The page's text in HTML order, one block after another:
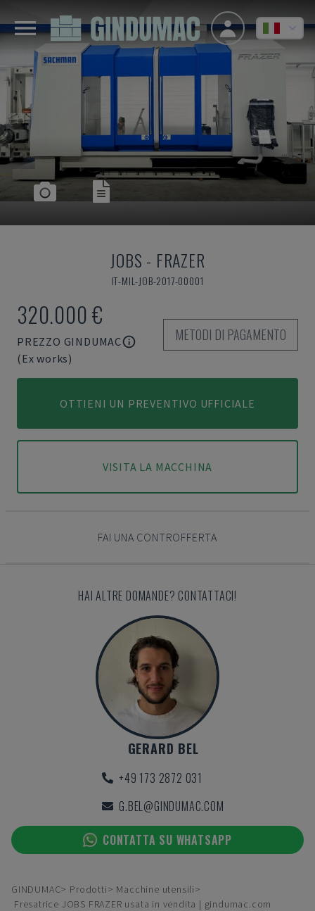
JOBS - FRAZER
IT-MIL-JOB-2017-00001
320.000 €
PREZZO GINDUMAC
(Ex works)
METODI DI PAGAMENTO
OTTIENI UN PREVENTIVO UFFICIALE
VISITA LA MACCHINA
FAI UNA CONTROFFERTA
HAI ALTRE DOMANDE? CONTATTACI!
GERARD BEL
+49 173 2872 031
G.BEL@GINDUMAC.COM
CONTATTA SU WHATSAPP
GINDUMAC Prodotti
Macchine utensili
Fresatrice JOBS FRAZER usata in vendita | gindumac.com